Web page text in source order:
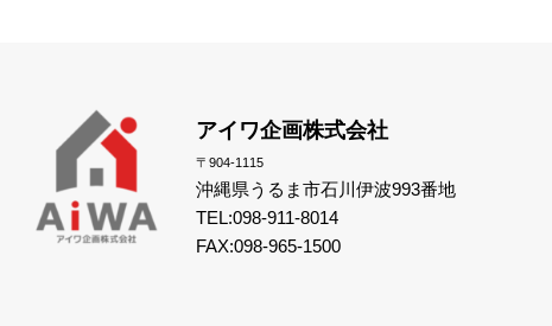
アイワ企画株式会社
〒904-1115
沖縄県うるま市石川伊波993番地
TEL:098-911-8014
FAX:098-965-1500